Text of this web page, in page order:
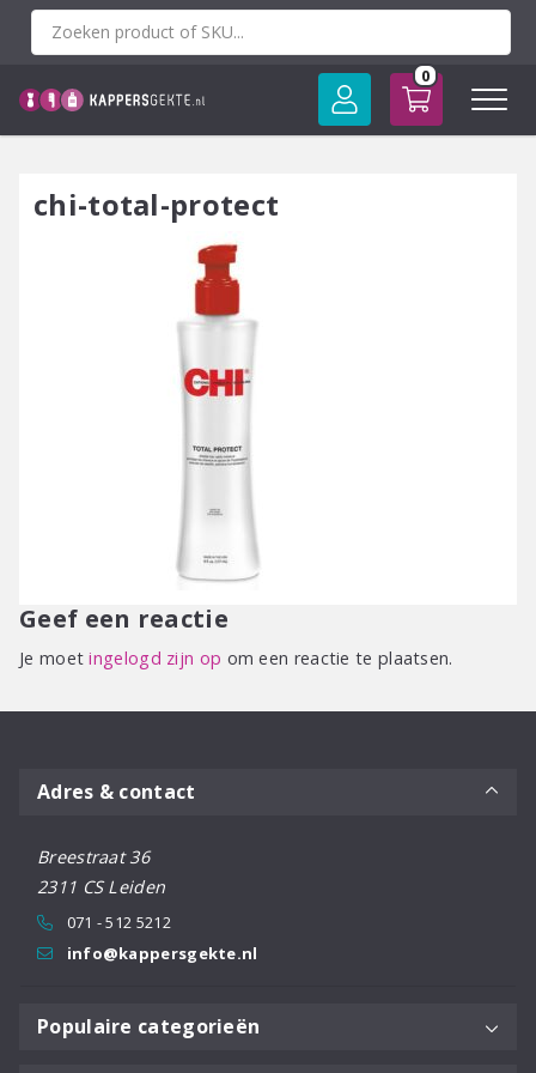
Spring
0
chi-total-protect
Geef een reactie
Je moetingelogd zijn op om een reactie te plaatsen.
Adres & contact
Breestraat 36
2311 CS Leiden
071 - 512 5212
info@kappersgekte.nl
Populaire categorieën